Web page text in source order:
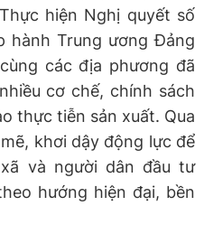
hiện Nghị quyết số
hành Trung ương Đảng
các địa phương đã
cơ chế, chính sách
thực tiễn sản xuất. Qua
khơi dậy động lực để
và người dân đầu tư
hướng hiện đại, bền